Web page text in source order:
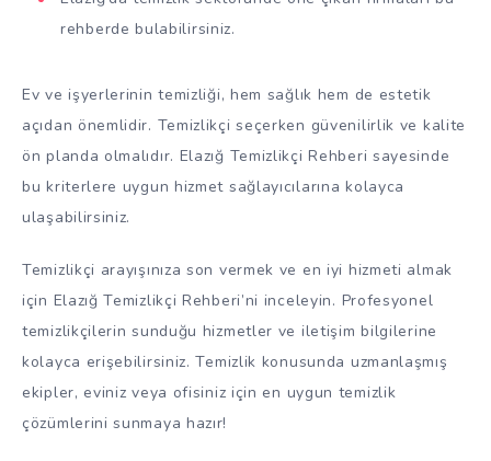
rehberde bulabilirsiniz.
Ev ve işyerlerinin temizliği, hem sağlık hem de estetik
açıdan önemlidir. Temizlikçi seçerken güvenilirlik ve kalite
ön planda olmalıdır. Elazığ Temizlikçi Rehberi sayesinde
bu kriterlere uygun hizmet sağlayıcılarına kolayca
ulaşabilirsiniz.
Temizlikçi arayışınıza son vermek ve en iyi hizmeti almak
için Elazığ Temizlikçi Rehberi’ni inceleyin. Profesyonel
temizlikçilerin sunduğu hizmetler ve iletişim bilgilerine
kolayca erişebilirsiniz. Temizlik konusunda uzmanlaşmış
ekipler, eviniz veya ofisiniz için en uygun temizlik
çözümlerini sunmaya hazır!